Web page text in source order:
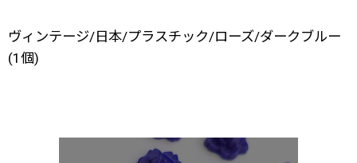
ヴィンテージ/日本/プラスチック/ローズ/ダークブルー
(1個)